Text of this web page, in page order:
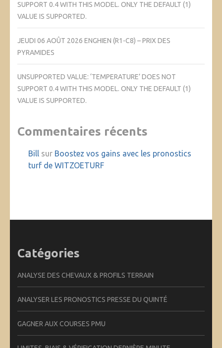
SUPPORT 0.4 WITH THIS MODEL. ONLY THE DEFAULT (1)
VALUE IS SUPPORTED.
JEUDI 06 AOÛT 2026 ENGHIEN (R1-C8) – PRIX DES
PYRAMIDES
UNSUPPORTED VALUE: ‘TEMPERATURE’ DOES NOT
SUPPORT 0.4 WITH THIS MODEL. ONLY THE DEFAULT (1)
VALUE IS SUPPORTED.
Commentaires récents
Bill sur Boostez vos gains avec les pronostics
turf de WITZOETURF
Catégories
ANALYSE DES CHEVAUX & PROFILS TERRAIN
ANALYSER LES PRONOSTICS PRESSE DU QUINTÉ
GAGNER AUX COURSES PMU